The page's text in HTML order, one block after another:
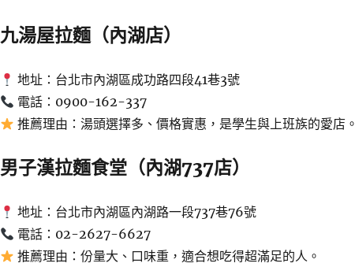
九湯屋拉麵（內湖店）
地址：台北市內湖區成功路四段41巷3號
電話：0900-162-337
推薦理由：湯頭選擇多、價格實惠，是學生與上班族的愛店。
男子漢拉麵食堂（內湖737店）
地址：台北市內湖區內湖路一段737巷76號
電話：02-2627-6627
推薦理由：份量大、口味重，適合想吃得超滿足的人。